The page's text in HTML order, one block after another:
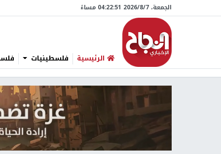
الجمعة، 7/‏8/‏2026 04:22:52 مساءً
الرئيسية فلسطينيات